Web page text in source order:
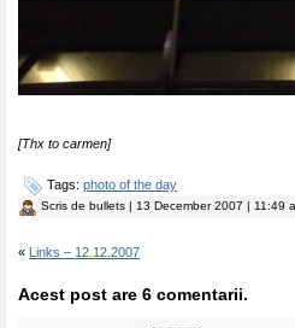
[Thx to carmen]
Tags: photo of the day
Scris de bullets | 13 December 2007 | 11:49
« Links – 12.12.2007
Acest post are 6 comentarii.